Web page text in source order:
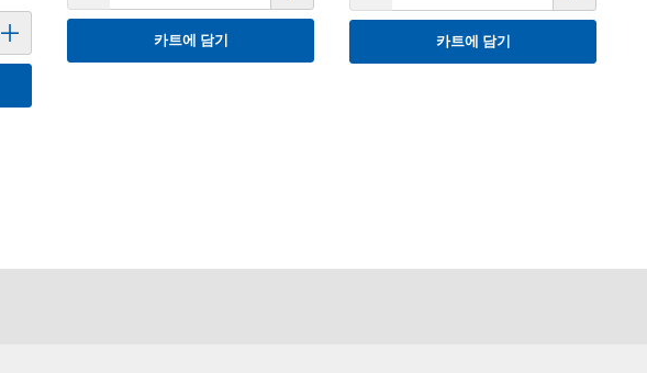
카트에 담기 카트에 담기